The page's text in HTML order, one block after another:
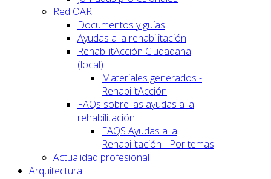
Red OAR
Documentos y guías
Ayudas a la rehabilitación
RehabilitAcción Ciudadana
(local)
Materiales generados -
RehabilitAcción
FAQs sobre las ayudas a la
rehabilitación
FAQS Ayudas a la
Rehabilitación - Por temas
Actualidad profesional
Arquitectura